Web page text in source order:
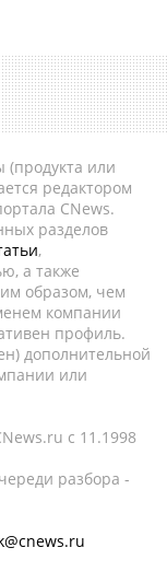
или
редактором
CNews.
разделов
,
а также
образом, чем
компании
профиль.
дополнительной
или
c 11.1998
разбора -